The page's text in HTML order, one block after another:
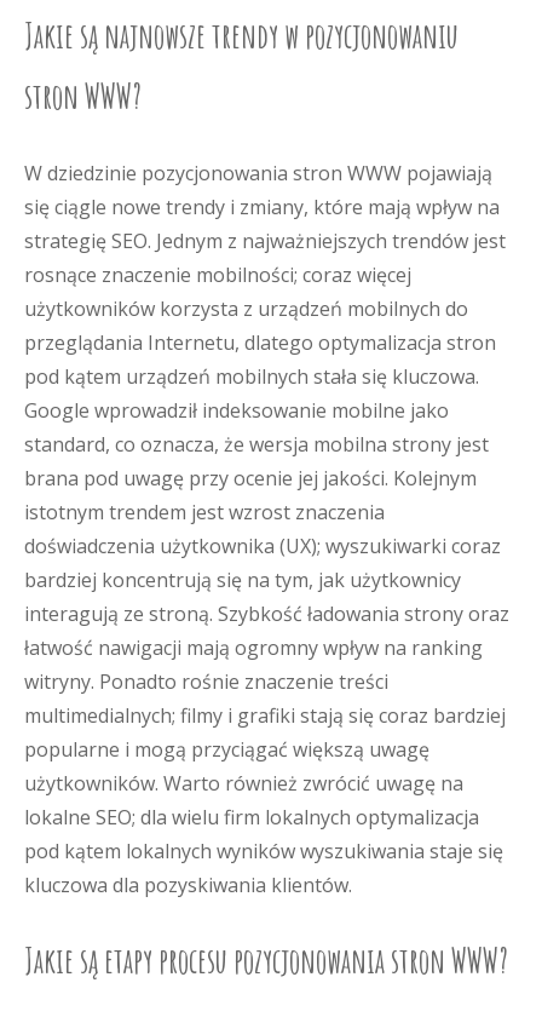
Jakie są najnowsze trendy w pozycjonowaniu
stron WWW?
W dziedzinie pozycjonowania stron WWW pojawiają
się ciągle nowe trendy i zmiany, które mają wpływ na
strategię SEO. Jednym z najważniejszych trendów jest
rosnące znaczenie mobilności; coraz więcej
użytkowników korzysta z urządzeń mobilnych do
przeglądania Internetu, dlatego optymalizacja stron
pod kątem urządzeń mobilnych stała się kluczowa.
Google wprowadził indeksowanie mobilne jako
standard, co oznacza, że wersja mobilna strony jest
brana pod uwagę przy ocenie jej jakości. Kolejnym
istotnym trendem jest wzrost znaczenia
doświadczenia użytkownika (UX); wyszukiwarki coraz
bardziej koncentrują się na tym, jak użytkownicy
interagują ze stroną. Szybkość ładowania strony oraz
łatwość nawigacji mają ogromny wpływ na ranking
witryny. Ponadto rośnie znaczenie treści
multimedialnych; filmy i grafiki stają się coraz bardziej
popularne i mogą przyciągać większą uwagę
użytkowników. Warto również zwrócić uwagę na
lokalne SEO; dla wielu firm lokalnych optymalizacja
pod kątem lokalnych wyników wyszukiwania staje się
kluczowa dla pozyskiwania klientów.
Jakie są etapy procesu pozycjonowania stron WWW?